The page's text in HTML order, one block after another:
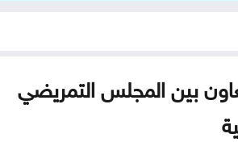
بين المجلس التمريضي